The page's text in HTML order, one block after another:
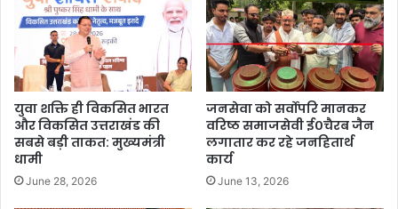
युवा शक्ति ही विकसित भारत
और विकसित उत्तराखंड की
सबसे बड़ी ताकत: मुख्यमंत्री
धामी
June 28, 2026
जनसेवा को सर्वोपरि मानकर
वरिष्ठ समाजसेवी ई०चैरब जैन
लगातार कर रहे जनहितार्थ
कार्य
June 13, 2026